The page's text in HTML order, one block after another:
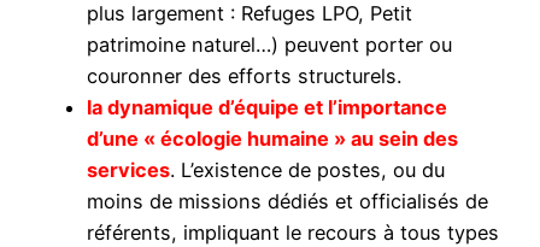
plus largement : Refuges LPO, Petit
patrimoine naturel…) peuvent porter ou
couronner des efforts structurels.
la dynamique d’équipe et l’importance
d’une « écologie humaine » au sein des
services. L’existence de postes, ou du
moins de missions dédiés et officialisés de
référents, impliquant le recours à tous types